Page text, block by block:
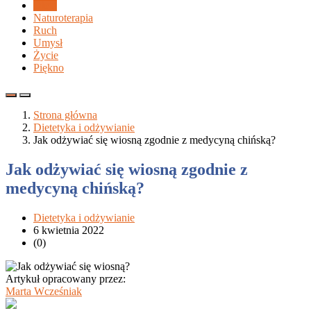
Naturoterapia
Ruch
Umysł
Życie
Piękno
Strona główna
Dietetyka i odżywianie
Jak odżywiać się wiosną zgodnie z medycyną chińską?
Jak odżywiać się wiosną zgodnie z
medycyną chińską?
Dietetyka i odżywianie
6 kwietnia 2022
(0)
Artykuł opracowany przez:
Marta Wcześniak